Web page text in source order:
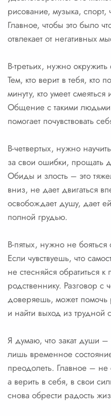
рисование, музыка, спорт,
Главное, чтобы это было
отвлекает от негативных
В-третьих, нужно
Тем, кто верит в тебя, кто
минуту, кто умеет
Общение с такими людьми
помогает почувствовать
В-четвертых, нужно
за свои ошибки, прощать
Обиды и злость – это
вниз, не дает двигаться
освобождает душу, дает
полной грудью.
В-пятых, нужно не
Если чувствуешь, что
не стесняйся обратиться к
родственнику. Разговор с
доверяешь, может помочь
и найти выход из трудной
Я думаю, что закат души –
лишь временное
преодолеть. Главное – не
а верить в себя, в свои
снова обрести радость